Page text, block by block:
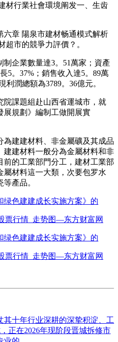
材行業社會環境阐发一、生齿
章 陽泉市建材畅通模式解析
超市的競爭力評價？。
企業數量達3。51萬家；資產
5。37%；銷售收入達5。89萬
利潤總額為3789。36億元。
課題組赴山西省運城市，就
展規劃》編制工做開展實
建建材料、非金屬礦及其成品
建建材料一般分為金屬材料和非
的工業部門分工，建材工業部
屬材料這一大類，次要包罗水
產品。
绿色建建成长实施方案》的
票行情_走势图—东方财富网
绿色建建成长实施方案》的
票行情_走势图—东方财富网
十年行业深耕的深挚积淀、工
正在2026年现阶段晋城拆修市